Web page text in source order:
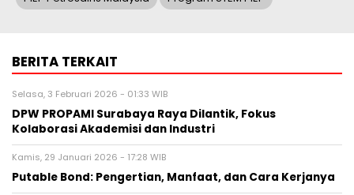
BERITA TERKAIT
Selasa, 3 Februari 2026 - 01:33 WIB
DPW PROPAMI Surabaya Raya Dilantik, Fokus
Kolaborasi Akademisi dan Industri
Kamis, 29 Januari 2026 - 17:28 WIB
Putable Bond: Pengertian, Manfaat, dan Cara Kerjanya